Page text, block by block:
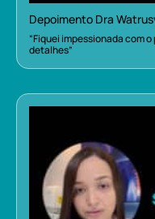
Depoimento Dra
“Fiquei impessionada com
detalhes”